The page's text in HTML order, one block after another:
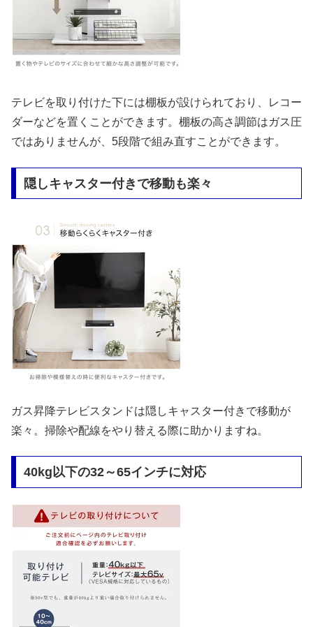
テレビを取り付けた下には棚板が設けられており、レコー
ダーなどを置くことができます。棚板の高さ調節はガス圧
ではありませんが、5段階で組み直すことができます。
隠しキャスター付きで移動も楽々
ガス昇降テレビスタンドは隠しキャスター付きで移動が
楽々。掃除や配線をやり替える際に助かりますね。
40kg以下の32～65インチに対応